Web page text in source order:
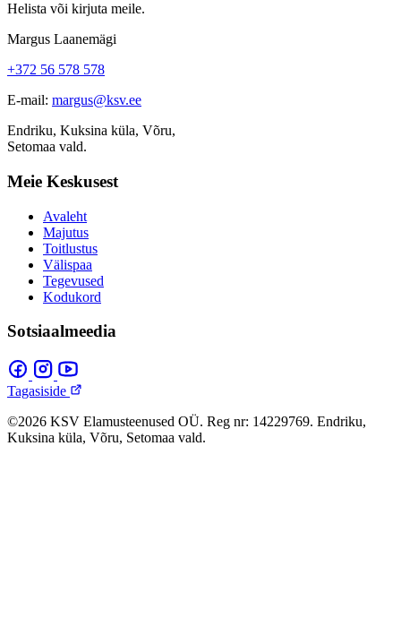
Helista või kirjuta meile.
Margus Laanemägi
+372 56 578 578
E-mail: margus@ksv.ee
Endriku, Kuksina küla, Võru,
Setomaa vald.
Meie Keskusest
Avaleht
Majutus
Toitlustus
Välispaa
Tegevused
Kodukord
Sotsiaalmeedia
Tagasiside
©2026 KSV Elamusteenused OÜ. Reg nr: 14229769. Endriku,
Kuksina küla, Võru, Setomaa vald.